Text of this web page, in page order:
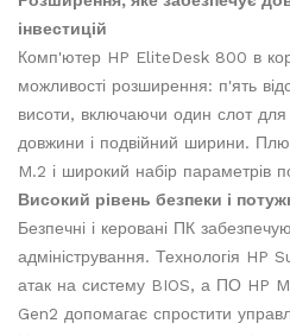
інвестицій
Комп'ютер HP EliteDesk 800 в
можливості розширення: п'ять
висоти, включаючи один слот для
довжини і подвійний ширини.
M.2 і широкий набір параметрів
Високий рівень безпеки і
Безпечні і керовані ПК
адміністрування. Технологія HP
атак на систему BIOS, а ПО HP
Gen2 допомагає спростити